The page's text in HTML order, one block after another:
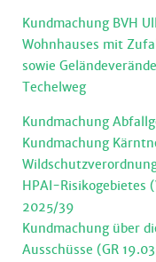
Kundmachung BVH
Wohnhauses mit
sowie
Techelweg
Kundmachung
Kundmachung
HPAI-Risikogebietes
2025/39
Kundmachung über
Ausschüsse (GR